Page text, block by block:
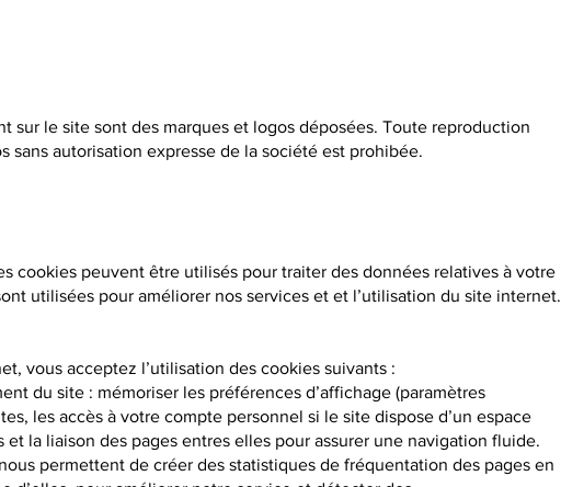
sur le site sont des marques et logos déposées. Toute reproduction
sans autorisation expresse de la société est prohibée.
cookies peuvent être utilisés pour traiter des données relatives à votre
utilisées pour améliorer nos services et et l’utilisation du site internet.
vous acceptez l’utilisation des cookies suivants :
du site : mémoriser les préférences d’affichage (paramètres
les accès à votre compte personnel si le site dispose d’un espace
et la liaison des pages entres elles pour assurer une navigation fluide.
permettent de créer des statistiques de fréquentation des pages en